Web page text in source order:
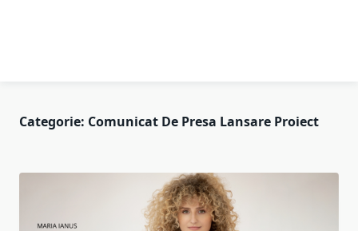
Categorie: Comunicat De Presa Lansare Proiect